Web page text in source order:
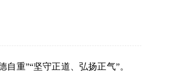
重”“坚守正道、弘扬正气”。